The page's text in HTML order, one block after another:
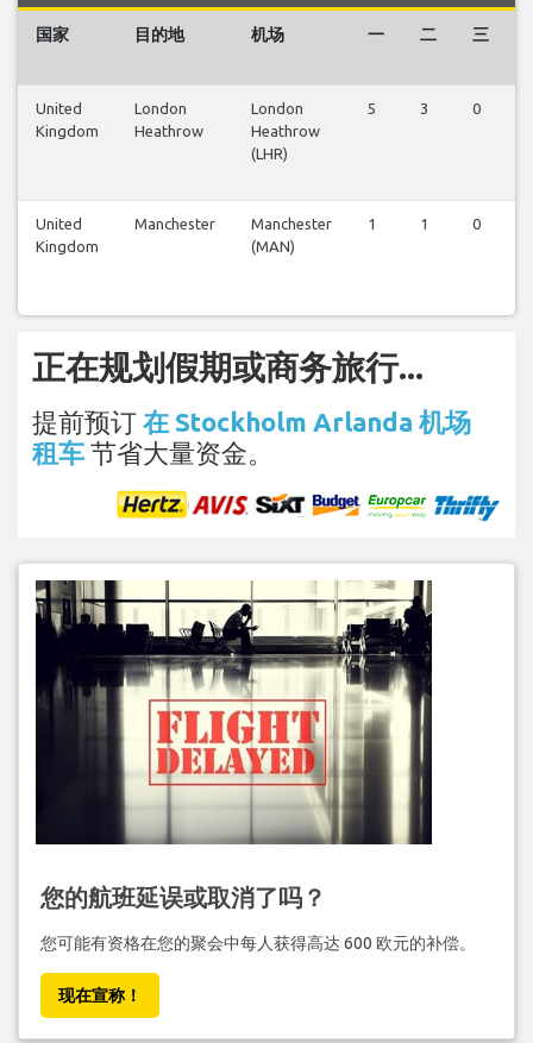
国家 目的地 机场 一 二 三
United
Kingdom
London
Heathrow
London
Heathrow
(LHR)
5 3 0
United
Kingdom
Manchester
Manchester
(MAN)
1 1 0
正在规划假期或商务旅行...
提前预订 在 Stockholm Arlanda 机场
租车 节省大量资金。
您的航班延误或取消了吗？
您可能有资格在您的聚会中每人获得高达 600 欧元的补偿。
现在宣称！